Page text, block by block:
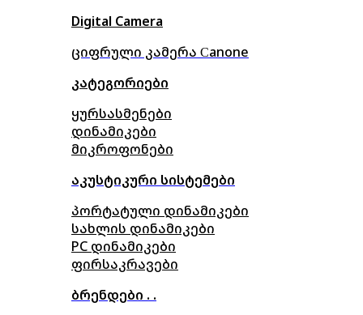
Digital Camera
ციფრული კამერა Сanone
კატეგორიები
ყურსასმენები
დინამიკები
მიკროფონები
აკუსტიკური სისტემები
პორტატული დინამიკები
სახლის დინამიკები
PC დინამიკები
ფირსაკრავები
ბრენდები . .